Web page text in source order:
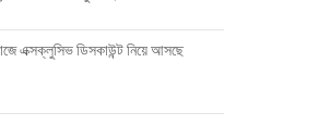
এক্সক্লুসিভ ডিসকাউন্ট নিয়ে আসছে